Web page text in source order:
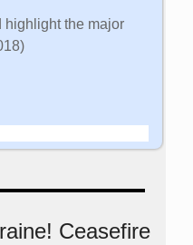
highlight the major
Ceasefire